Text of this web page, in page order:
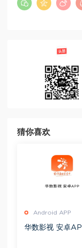
猜你喜欢
Android APP
华数影视 安卓